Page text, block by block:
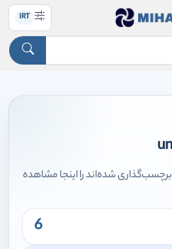
IRT
محصولاتی که با تگ unravel 2 برچسب‌گذاری شده‌اند را اینجا مشاهده
6